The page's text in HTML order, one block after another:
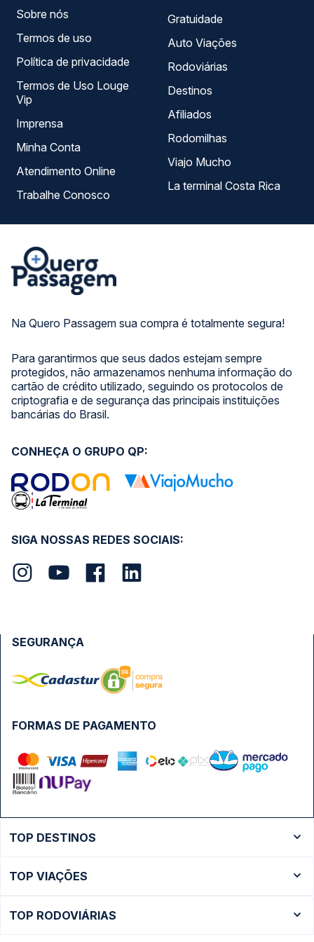
Na Quero Passagem sua compra é totalmente segura!
Para garantirmos que seus dados estejam sempre
protegidos, não armazenamos nenhuma informação do
cartão de crédito utilizado, seguindo os protocolos de
criptografia e de segurança das principais instituições
bancárias do Brasil.
Sobre nós
Termos de uso
Política de privacidade
Termos de Uso Louge
Vip
Imprensa
Minha Conta
Atendimento Online
Trabalhe Conosco
Gratuidade
Auto Viações
Rodoviárias
Destinos
Afiliados
Rodomilhas
Viajo Mucho
La terminal Costa Rica
SIGA NOSSAS REDES SOCIAIS:
CONHEÇA O GRUPO QP:
FORMAS DE PAGAMENTO
SEGURANÇA
TOP DESTINOS
Ônibus São Paulo
TOP VIAÇÕES
TOP RODOVIÁRIAS